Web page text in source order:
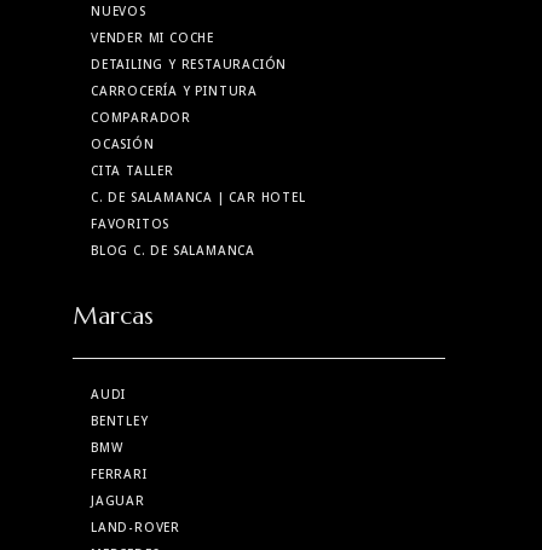
NUEVOS
VENDER MI COCHE
DETAILING Y RESTAURACIÓN
CARROCERÍA Y PINTURA
COMPARADOR
OCASIÓN
CITA TALLER
C. DE SALAMANCA | CAR HOTEL
FAVORITOS
BLOG C. DE SALAMANCA
Marcas
AUDI
BENTLEY
BMW
FERRARI
JAGUAR
LAND-ROVER